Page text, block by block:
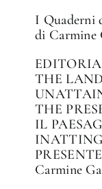
I Quaderni
di Carmine
THE
THE
IL
PRESENTE
Carmine